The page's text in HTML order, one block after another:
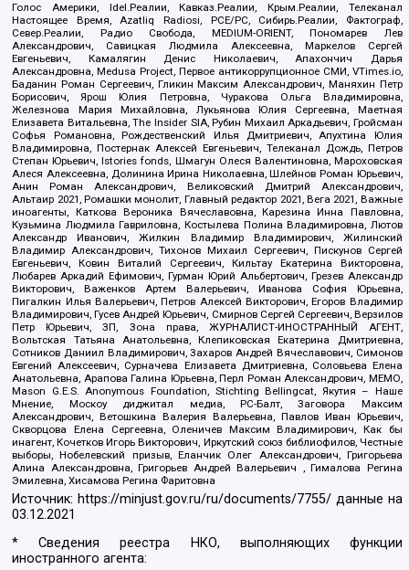
Голос Америки, Idel.Реалии, Кавказ.Реалии, Крым.Реалии, Телеканал
Настоящее Время, Azatliq Radiosi, PCE/PC, Сибирь.Реалии, Фактограф,
Север.Реалии, Радио Свобода, MEDIUM-ORIENT, Пономарев Лев
Александрович, Савицкая Людмила Алексеевна, Маркелов Сергей
Евгеньевич, Камалягин Денис Николаевич, Апахончич Дарья
Александровна, Medusa Project, Первое антикоррупционное СМИ, VTimes.io,
Баданин Роман Сергеевич, Гликин Максим Александрович, Маняхин Петр
Борисович, Ярош Юлия Петровна, Чуракова Ольга Владимировна,
Железнова Мария Михайловна, Лукьянова Юлия Сергеевна, Маетная
Елизавета Витальевна, The Insider SIA, Рубин Михаил Аркадьевич, Гройсман
Софья Романовна, Рождественский Илья Дмитриевич, Апухтина Юлия
Владимировна, Постернак Алексей Евгеньевич, Телеканал Дождь, Петров
Степан Юрьевич, Istories fonds, Шмагун Олеся Валентиновна, Мароховская
Алеся Алексеевна, Долинина Ирина Николаевна, Шлейнов Роман Юрьевич,
Анин Роман Александрович, Великовский Дмитрий Александрович,
Альтаир 2021, Ромашки монолит, Главный редактор 2021, Вега 2021, Важные
иноагенты, Каткова Вероника Вячеславовна, Карезина Инна Павловна,
Кузьмина Людмила Гавриловна, Костылева Полина Владимировна, Лютов
Александр Иванович, Жилкин Владимир Владимирович, Жилинский
Владимир Александрович, Тихонов Михаил Сергеевич, Пискунов Сергей
Евгеньевич, Ковин Виталий Сергеевич, Кильтау Екатерина Викторовна,
Любарев Аркадий Ефимович, Гурман Юрий Альбертович, Грезев Александр
Викторович, Важенков Артем Валерьевич, Иванова София Юрьевна,
Пигалкин Илья Валерьевич, Петров Алексей Викторович, Егоров Владимир
Владимирович, Гусев Андрей Юрьевич, Смирнов Сергей Сергеевич, Верзилов
Петр Юрьевич, ЗП, Зона права, ЖУРНАЛИСТ-ИНОСТРАННЫЙ АГЕНТ,
Вольтская Татьяна Анатольевна, Клепиковская Екатерина Дмитриевна,
Сотников Даниил Владимирович, Захаров Андрей Вячеславович, Симонов
Евгений Алексеевич, Сурначева Елизавета Дмитриевна, Соловьева Елена
Анатольевна, Арапова Галина Юрьевна, Перл Роман Александрович, МЕМО,
Mason G.E.S. Anonymous Foundation, Stichting Bellingcat, Якутия – Наше
Мнение, Москоу диджитал медиа, РС-Балт, Заговора Максим
Александрович, Ветошкина Валерия Валерьевна, Павлов Иван Юрьевич,
Скворцова Елена Сергеевна, Оленичев Максим Владимирович, Как бы
инагент, Кочетков Игорь Викторович, Иркутский союз библиофилов, Честные
выборы, Нобелевский призыв, Еланчик Олег Александрович, Григорьева
Алина Александровна, Григорьев Андрей Валерьевич , Гималова Регина
Эмилевна, Хисамова Регина Фаритовна
Источник: https://minjust.gov.ru/ru/documents/7755/ данные на
03.12.2021
* Сведения реестра НКО, выполняющих функции
иностранного агента: